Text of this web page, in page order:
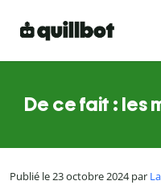
De ce fait : les
Publié le 23 octobre 2024 par